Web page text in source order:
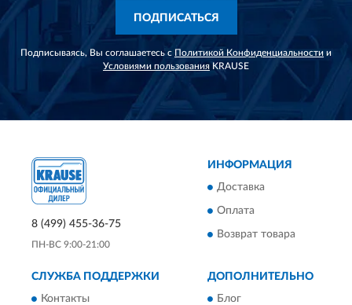
ПОДПИСАТЬСЯ
Подписываясь, Вы соглашаетесь с Политикой Конфиденциальности и
Условиями пользованияKRAUSE
8 (499) 455-36-75
ПН-ВС 9:00-21:00
ИНФОРМАЦИЯ
Доставка
Оплата
Возврат товара
СЛУЖБА ПОДДЕРЖКИ
Контакты
ДОПОЛНИТЕЛЬНО
Блог